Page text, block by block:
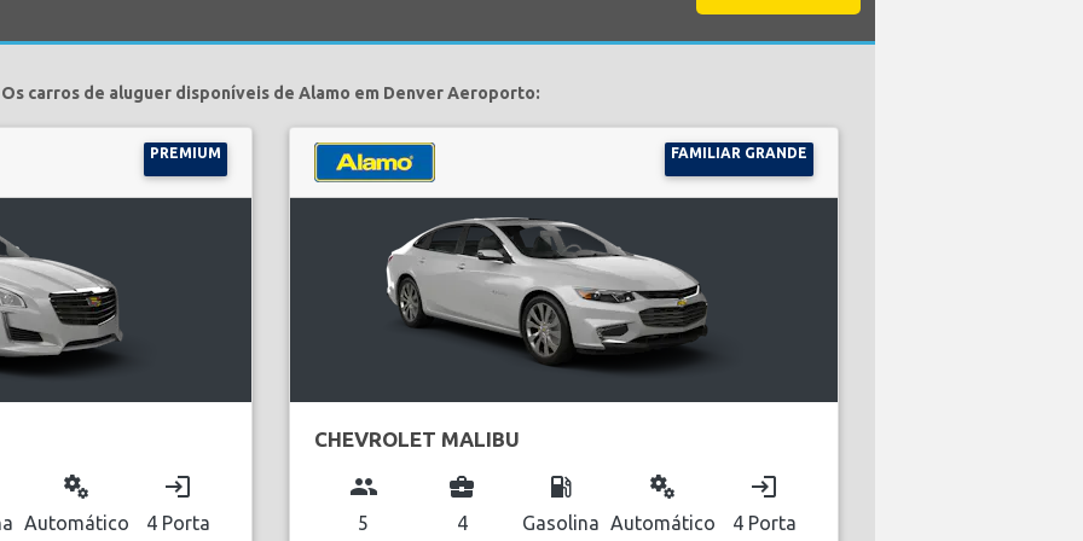
Os carros de aluguer disponíveis de Alamo em Denver Aeroporto:
PREMIUM
miscellaneous_services
Automático
login
4 Porta
FAMILIAR GRANDE
CHEVROLET MALIBU
group
5
business_center
4
local_gas_station
Gasolina
miscellaneous_services
Automático
login
4 Porta